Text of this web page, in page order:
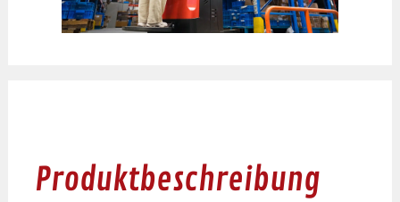
Produktbeschreibung